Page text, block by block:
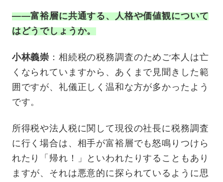
——富裕層に共通する、人格や価値観について
はどうでしょうか。
小林義崇 ：相続税の税務調査のためご本人は亡
くなられていますから、あくまで見聞きした範
囲ですが、礼儀正しく温和な方が多かったよう
です。
所得税や法人税に関して現役の社長に税務調査
に行く場合は、相手が富裕層でも怒鳴りつけら
れたり「帰れ！」といわれたりすることもあり
ますが、それは悪意的に探られているように思